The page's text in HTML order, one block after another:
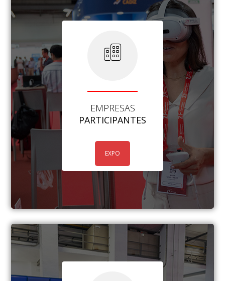
EMPRESAS
PARTICIPANTES
EXPO